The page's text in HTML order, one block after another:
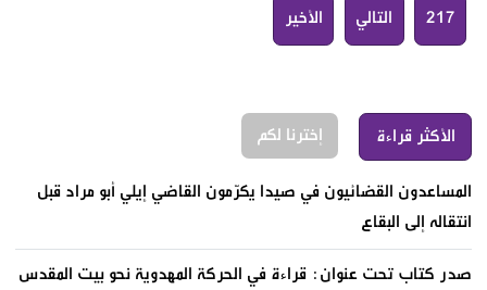
217 التالي الأخير
الأكثر قراءة إخترنا لكم
المساعدون القضائيون في صيدا يكرّمون القاضي إيلي أبو مراد قبل
انتقاله إلى البقاع
صدر كتاب تحت عنوان: قراءة في الحركة المهدوية نحو بيت المقدس